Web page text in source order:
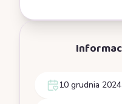
10 grudnia 2024